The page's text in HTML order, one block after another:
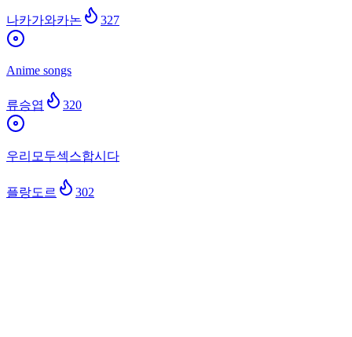
나카가와카논 327
Anime songs
류승엽 320
우리모두섹스합시다
플랑도르 302